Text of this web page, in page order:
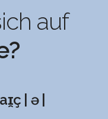
auf
| ə |